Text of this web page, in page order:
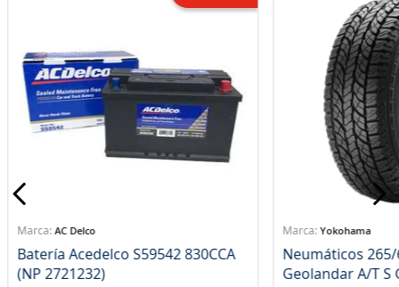
AC Delco
Batería Acedelco S59542 830CCA
(NP 2721232)
Yokohama
Neumáticos 265/